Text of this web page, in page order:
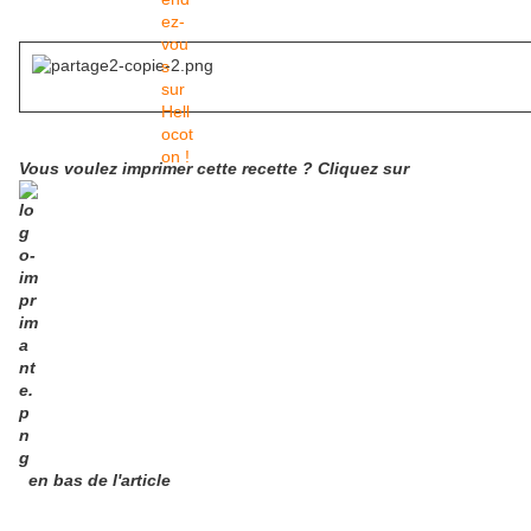
Vous voulez imprimer cette recette ? Cliquez sur
en bas de l'article